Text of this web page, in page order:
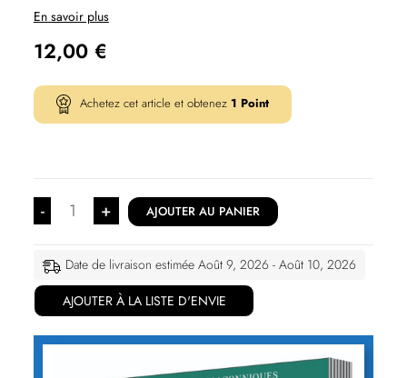
En savoir plus
12,00 €
Achetez cet article et obtenez 1 Point
- + AJOUTER AU PANIER
Date de livraison estimée Août 9, 2026 - Août 10, 2026
AJOUTER À LA LISTE D'ENVIE